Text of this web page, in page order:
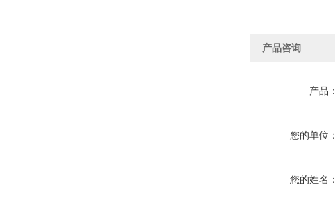
产品咨询
产品：
您的单位：
您的姓名：